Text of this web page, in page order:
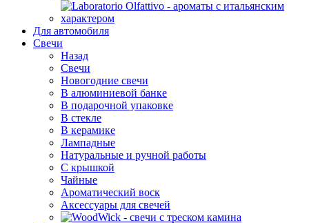
Для автомобиля
Свечи
Назад
Свечи
Новогодние свечи
В алюминиевой банке
В подарочной упаковке
В стекле
В керамике
Лампадные
Натуральные и ручной работы
С крышкой
Чайные
Ароматический воск
Аксессуары для свечей